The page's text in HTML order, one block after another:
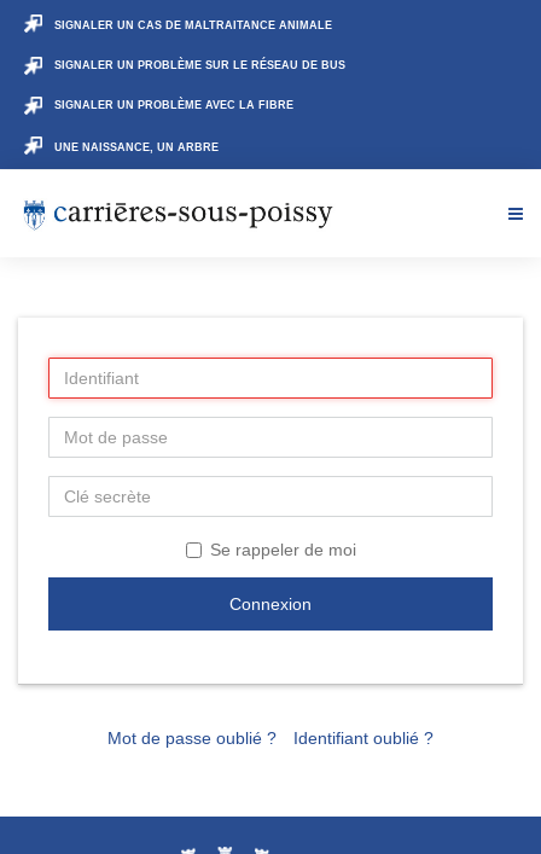
SIGNALER UN CAS DE MALTRAITANCE ANIMALE
SIGNALER UN PROBLÈME SUR LE RÉSEAU DE BUS
SIGNALER UN PROBLÈME AVEC LA FIBRE
UNE NAISSANCE, UN ARBRE
Se rappeler de moi
Connexion
Mot de passe oublié ? Identifiant oublié ?